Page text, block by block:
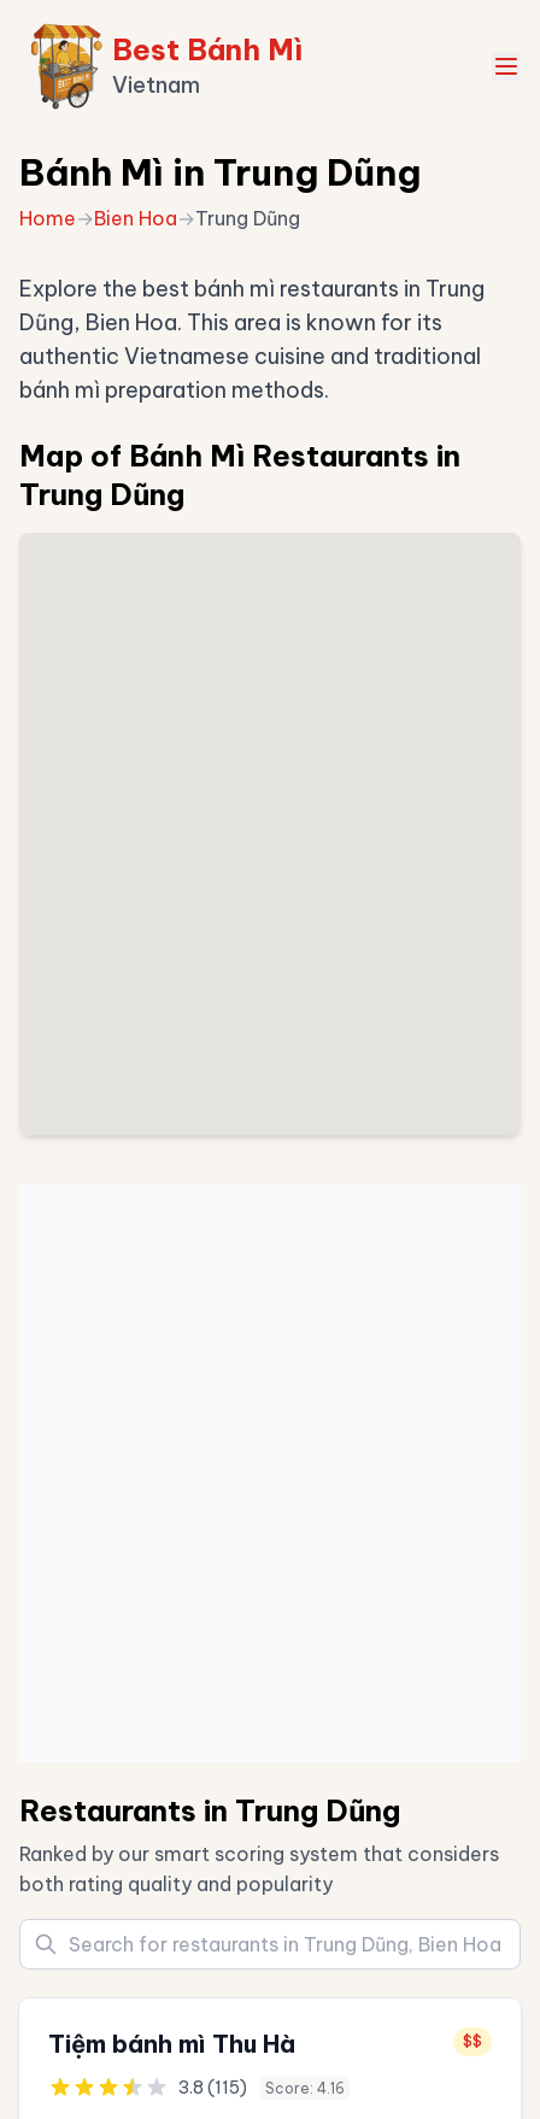
Best Bánh Mì
Vietnam
Bánh Mì in Trung Dũng
Home→Bien Hoa→Trung Dũng
Explore the best bánh mì restaurants in Trung
Dũng, Bien Hoa. This area is known for its
authentic Vietnamese cuisine and traditional
bánh mì preparation methods.
Map of Bánh Mì Restaurants in
Trung Dũng
Restaurants in Trung Dũng
Ranked by our smart scoring system that considers
both rating quality and popularity
Tiệm bánh mì Thu Hà $$
3.8 (115) Score: 4.16